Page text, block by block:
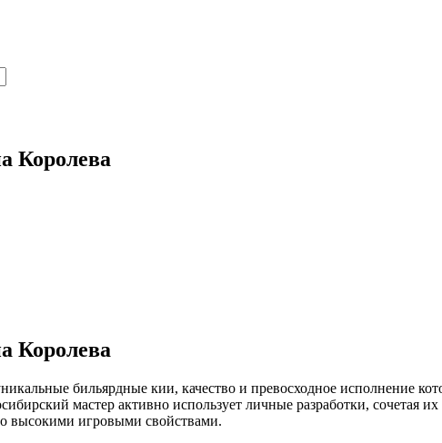
Королева
Королева
бильярдные кии, качество и превосходное исполнение
мастер активно использует личные разработки, сочетая
высокими игровыми свойствами.